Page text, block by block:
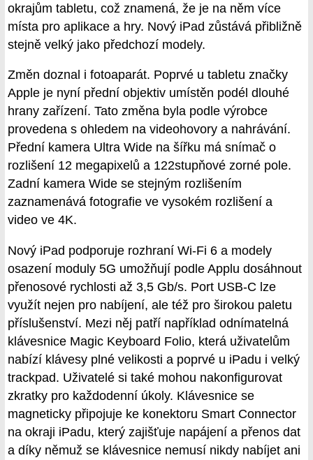
okrajům tabletu, což znamená, že je na něm více
místa pro aplikace a hry. Nový iPad zůstává přibližně
stejně velký jako předchozí modely.
Změn doznal i fotoaparát. Poprvé u tabletu značky
Apple je nyní přední objektiv umístěn podél dlouhé
hrany zařízení. Tato změna byla podle výrobce
provedena s ohledem na videohovory a nahrávání.
Přední kamera Ultra Wide na šířku má snímač o
rozlišení 12 megapixelů a 122stupňové zorné pole.
Zadní kamera Wide se stejným rozlišením
zaznamenává fotografie ve vysokém rozlišení a
video ve 4K.
Nový iPad podporuje rozhraní Wi-Fi 6 a modely
osazení moduly 5G umožňují podle Applu dosáhnout
přenosové rychlosti až 3,5 Gb/s. Port USB-C lze
využít nejen pro nabíjení, ale též pro širokou paletu
příslušenství. Mezi něj patří například odnímatelná
klávesnice Magic Keyboard Folio, která uživatelům
nabízí klávesy plné velikosti a poprvé u iPadu i velký
trackpad. Uživatelé si také mohou nakonfigurovat
zkratky pro každodenní úkoly. Klávesnice se
magneticky připojuje ke konektoru Smart Connector
na okraji iPadu, který zajišťuje napájení a přenos dat
a díky němuž se klávesnice nemusí nikdy nabíjet ani